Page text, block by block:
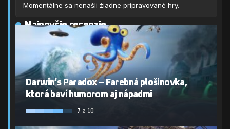
Momentálne sa nenašli žiadne pripravované hry.
Najnovšie recenzie
Darwin’s Paradox – Farebná plošinovka,
ktorá baví humorom aj nápadmi
7 z 10